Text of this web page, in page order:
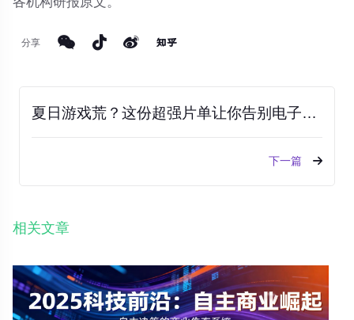
分享
夏日游戏荒？这份超强片单让你告别电子杨威！
下一篇
相关文章